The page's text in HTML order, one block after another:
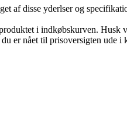
af disse yderlser og
i indkøbskurven. Husk
er nået til prisoversigten ude i